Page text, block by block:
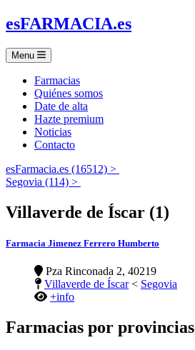
esFARMACIA.es
Menu
Farmacias
Quiénes somos
Date de alta
Hazte premium
Noticias
Contacto
esFarmacia.es (16512) >
Segovia (114) >
Villaverde de Íscar (1)
Farmacia Jimenez Ferrero Humberto
Pza Rinconada 2, 40219
Villaverde de Íscar< Segovia
+info
Farmacias por provincias